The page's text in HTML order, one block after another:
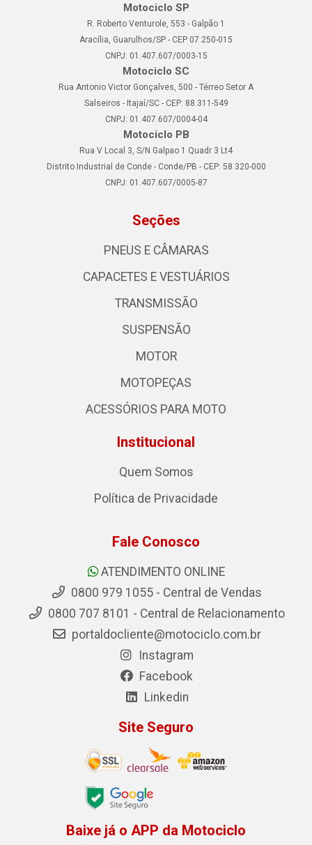
Motociclo SP
R. Roberto Venturole, 553 - Galpão 1
Aracília, Guarulhos/SP - CEP 07.250-015
CNPJ: 01.407.607/0003-15
Motociclo SC
Rua Antonio Victor Gonçalves, 500 - Térreo Setor A
Salseiros - Itajaí/SC - CEP: 88.311-549
CNPJ: 01.407.607/0004-04
Motociclo PB
Rua V Local 3, S/N Galpao 1 Quadr 3 Lt4
Distrito Industrial de Conde - Conde/PB - CEP: 58.320-000
CNPJ: 01.407.607/0005-87
Seções
PNEUS E CÂMARAS
CAPACETES E VESTUÁRIOS
TRANSMISSÃO
SUSPENSÃO
MOTOR
MOTOPEÇAS
ACESSÓRIOS PARA MOTO
Institucional
Quem Somos
Política de Privacidade
Fale Conosco
ATENDIMENTO ONLINE
0800 979 1055 - Central de Vendas
0800 707 8101 - Central de Relacionamento
portaldocliente@motociclo.com.br
Instagram
Facebook
Linkedin
Site Seguro
Baixe já o APP da Motociclo